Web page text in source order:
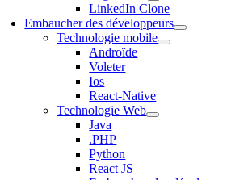
LinkedIn Clone
Embaucher des développeurs
Technologie mobile
Androïde
Voleter
Ios
React-Native
Technologie Web
Java
.PHP
Python
React JS